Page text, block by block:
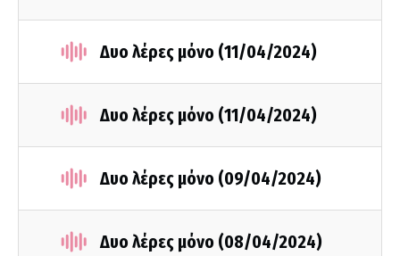
Δυο λέρες μόνο (11/04/2024)
Δυο λέρες μόνο (11/04/2024)
Δυο λέρες μόνο (09/04/2024)
Δυο λέρες μόνο (08/04/2024)